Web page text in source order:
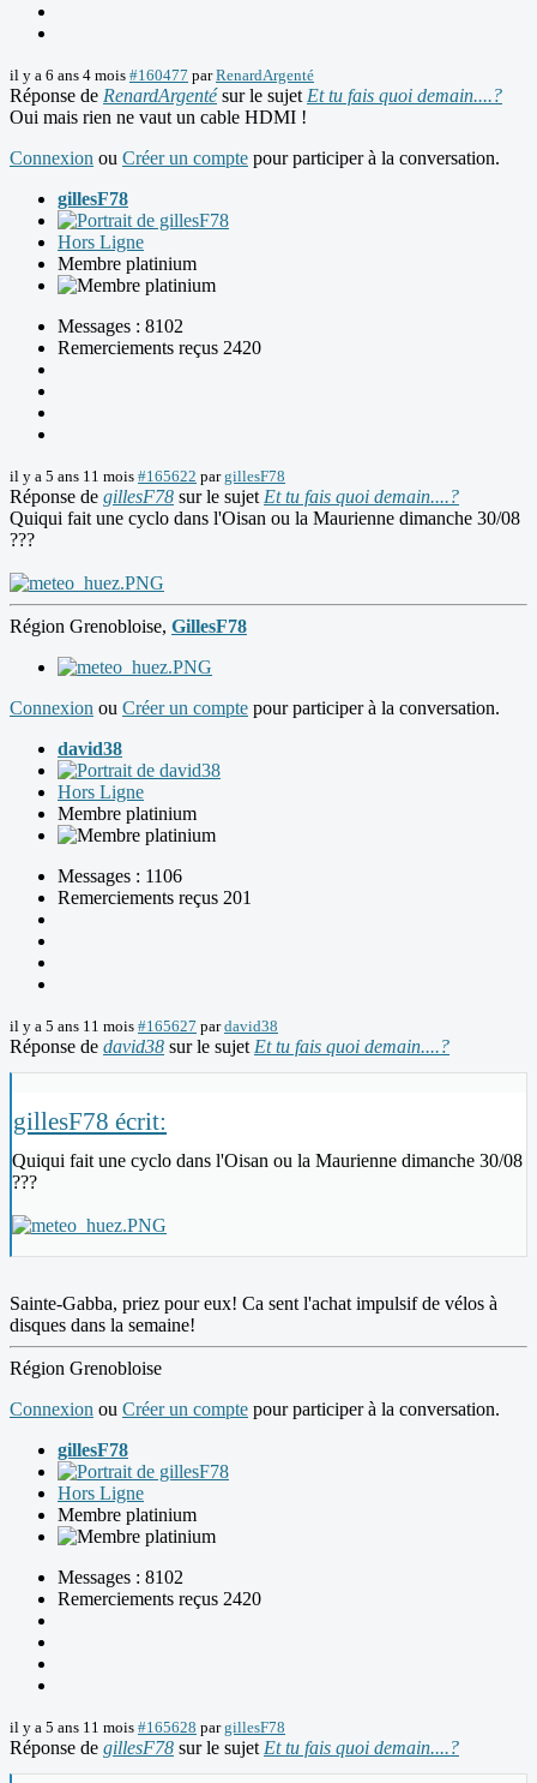
il y a 6 ans 4 mois #160477 parRenardArgenté
Réponse de RenardArgentésur le sujet Et tu fais quoi demain....?
Oui mais rien ne vaut un cable HDMI !
Connexion ou Créer un compte pour participer à la conversation.
gillesF78
Hors Ligne
Membre platinium
Messages : 8102
Remerciements reçus 2420
il y a 5 ans 11 mois #165622 pargillesF78
Réponse de gillesF78 sur le sujet Et tu fais quoi demain....?
Quiqui fait une cyclo dans l'Oisan ou la Maurienne dimanche 30/08
???
Région Grenobloise, GillesF78
Connexion ou Créer un compte pour participer à la conversation.
david38
Hors Ligne
Membre platinium
Messages : 1106
Remerciements reçus 201
il y a 5 ans 11 mois #165627 pardavid38
Réponse de david38 sur le sujet Et tu fais quoi demain....?
gillesF78 écrit:
Quiqui fait une cyclo dans l'Oisan ou la Maurienne dimanche 30/08
???
Sainte-Gabba, priez pour eux! Ca sent l'achat impulsif de vélos à
disques dans la semaine!
Région Grenobloise
Connexion ou Créer un compte pour participer à la conversation.
gillesF78
Hors Ligne
Membre platinium
Messages : 8102
Remerciements reçus 2420
il y a 5 ans 11 mois #165628 pargillesF78
Réponse de gillesF78 sur le sujet Et tu fais quoi demain....?